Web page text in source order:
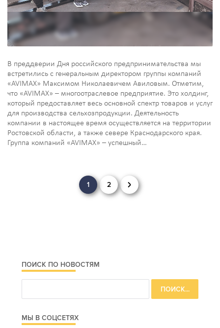
В преддверии Дня российского предпринимательства мы
встретились с генеральным директором группы компаний
«AVIMAX» Максимом Николаевичем Авиловым. Отметим,
что «AVIMAX» – многоотраслевое предприятие. Это холдинг,
который предоставляет весь основной спектр товаров и услуг
для производства сельхозпродукции. Деятельность
компании в настоящее время осуществляется на территории
Ростовской области, а также севере Краснодарского края.
Группа компаний «AVIMAX» – успешный…
1 2
ПОИСК ПО НОВОСТЯМ
МЫ В СОЦСЕТЯХ